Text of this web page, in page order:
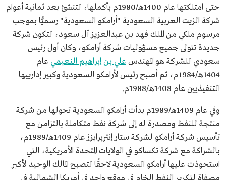
حتى امتلكتها عام 1400هـ/1980م بأكملها، لتنشئ بعد ثمانية أعوام
شركة الزيت العربية السعودية "أرامكو السعودية" رسميًّا بموجب
مرسوم ملكي من الملك فهد بن عبدالعزيز آل سعود، لتكون شركة
جديدة تتولى جميع مسؤوليات شركة أرامكو، وكان أول رئيس
سعودي للشركة هو المهندسعلي بن إبراهيم النعيمي عام
1404هـ/1984م، ثم أصبح رئيس لأرامكو السعودية وكبير إدارييها
التنفيذيين عام 1408هـ/1988م.
وفي عام 1409هـ/1989م بدأت أرامكو السعودية تحولها من شركة
منتجة للنفط ومصدرة له إلى شركة نفط متكاملة بالتزامن مع
تأسيس شركة أرامكو لشركة ستار إنتربرايزز عام 1409هـ/1989م،
بالشراكة مع شركة تكساكو في الولايات المتحدة الأمريكية، التي
استحوذت عليها أرامكو السعودية لاحقًا لتصبح المالك الوحيد لأكبر